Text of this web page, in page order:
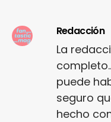
Redacción
La
puede
seguro
hecho